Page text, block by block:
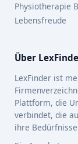
Physiotherapie
Lebensfreude
Über
LexFinder ist
Plattform, die
verbindet, die
ihre